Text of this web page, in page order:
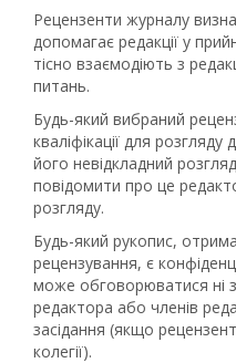
Рецензенти журналу
допомагає редакції у
тісно взаємодіють з
питань.
Будь-який вибраний
кваліфікації для
його невідкладний
повідомити про це
розгляду.
Будь-який рукопис,
рецензування, є
може обговорюватися ні
редактора або членів
засідання (якщо
колегії).